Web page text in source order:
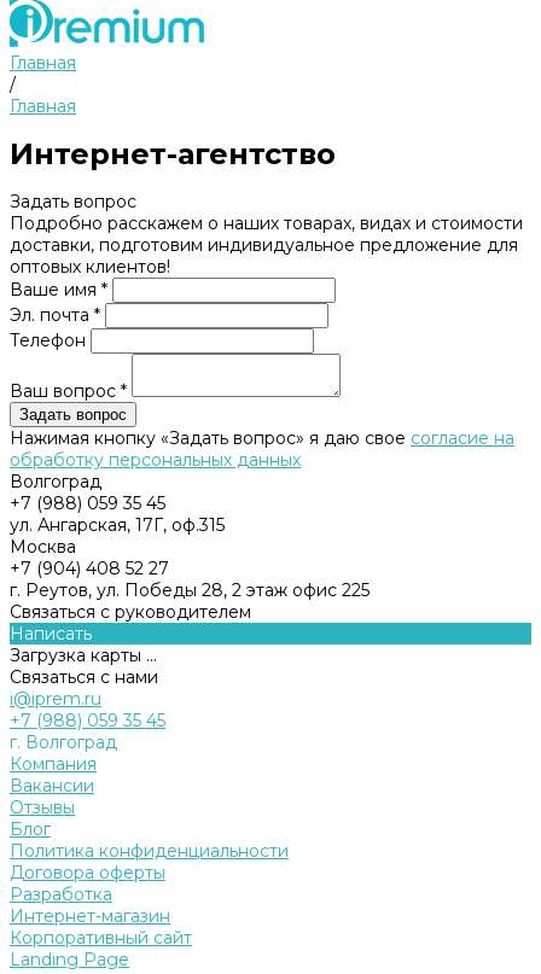
Главная
/
Главная
Интернет-агентство
Задать вопрос
Подробно расскажем о наших товарах, видах и стоимости
доставки, подготовим индивидуальное предложение для
оптовых клиентов!
Ваше имя *
Эл. почта *
Телефон
Ваш вопрос *
Нажимая кнопку «Задать вопрос» я даю свое согласие на
обработку персональных данных
Волгоград
+7 (988) 059 35 45
ул. Ангарская, 17Г, оф.315
Москва
+7 (904) 408 52 27
г. Реутов, ул. Победы 28, 2 этаж офис 225
Связаться с руководителем
Написать
Загрузка карты ...
Связаться с нами
i@iprem.ru
+7 (988) 059 35 45
г. Волгоград
Компания
Вакансии
Отзывы
Блог
Политика конфиденциальности
Договора оферты
Разработка
Интернет-магазин
Корпоративный сайт
Landing Page